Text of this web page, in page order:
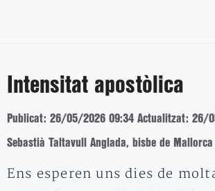
Intensitat apostòlica
Publicat: 26/05/2026 09:34 Actualitzat: 26/
Sebastià Taltavull Anglada, bisbe de Mallorca
Ens esperen uns dies de